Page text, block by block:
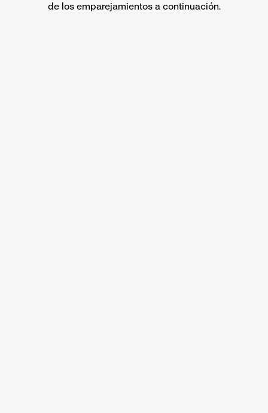
de los emparejamientos a continuación.